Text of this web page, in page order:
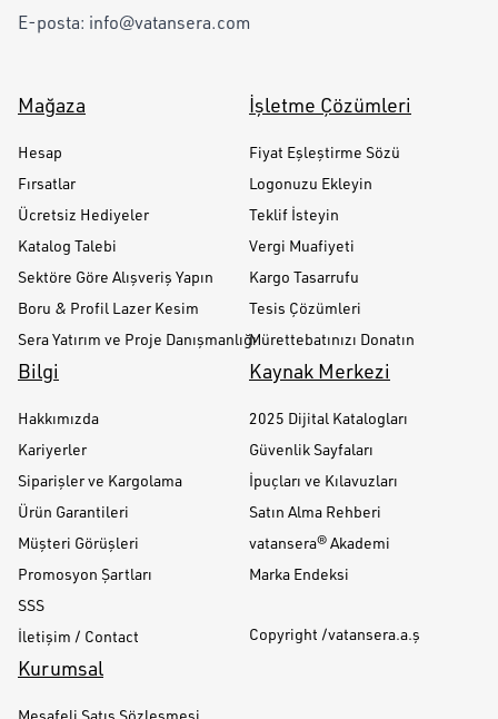
E-posta: info@vatansera.com
Mağaza
Hesap
Fırsatlar
Ücretsiz Hediyeler
Katalog Talebi
Sektöre Göre Alışveriş Yapın
Boru & Profil Lazer Kesim
Sera Yatırım ve Proje Danışmanlığı
İşletme Çözümleri
Fiyat Eşleştirme Sözü
Logonuzu Ekleyin
Teklif İsteyin
Vergi Muafiyeti
Kargo Tasarrufu
Tesis Çözümleri
Mürettebatınızı Donatın
Bilgi
Hakkımızda
Kariyerler
Siparişler ve Kargolama
Ürün Garantileri
Müşteri Görüşleri
Promosyon Şartları
SSS
İletişim / Contact
Kaynak Merkezi
2025 Dijital Katalogları
Güvenlik Sayfaları
İpuçları ve Kılavuzları
Satın Alma Rehberi
vatansera® Akademi
Marka Endeksi
Copyright /vatansera.a.ş
Kurumsal
Mesafeli Satış Sözleşmesi